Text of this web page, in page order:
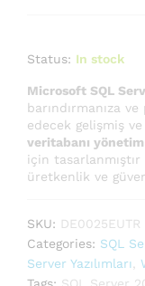
Status: In stock
Microsoft SQL
barındırmanıza
edecek gelişmiş
veritabanı yönetim
için
üretkenlik ve
SKU: DE0025EUTR
Categories: SQL
Server Yazılımları
Tags: SQL Server